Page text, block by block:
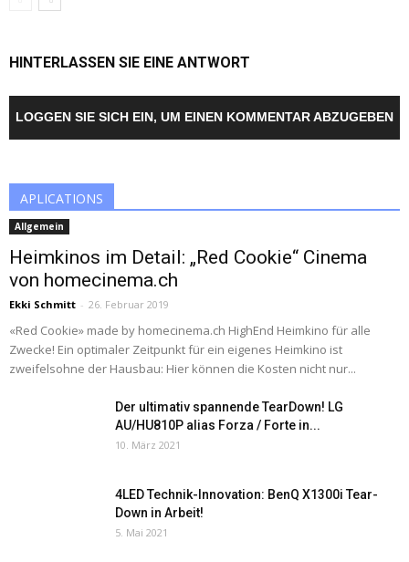
HINTERLASSEN SIE EINE ANTWORT
LOGGEN SIE SICH EIN, UM EINEN KOMMENTAR ABZUGEBEN
APLICATIONS
Allgemein
Heimkinos im Detail: „Red Cookie“ Cinema
von homecinema.ch
Ekki Schmitt - 26. Februar 2019
«Red Cookie» made by homecinema.ch HighEnd Heimkino für alle
Zwecke! Ein optimaler Zeitpunkt für ein eigenes Heimkino ist
zweifelsohne der Hausbau: Hier können die Kosten nicht nur...
Der ultimativ spannende TearDown! LG
AU/HU810P alias Forza / Forte in...
10. März 2021
4LED Technik-Innovation: BenQ X1300i Tear-
Down in Arbeit!
5. Mai 2021